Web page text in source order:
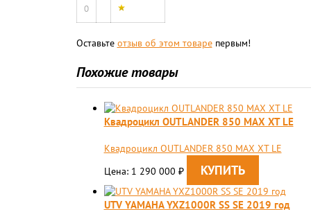
0
Оставьте отзыв об этом товарепервым!
Похожие товары
Квадроцикл OUTLANDER 850 MAX XT LE
Квадроцикл OUTLANDER 850 MAX XT LE
Цена: 1 290 000 ₽
UTV YAMAHA YXZ1000R SS SE 2019 год